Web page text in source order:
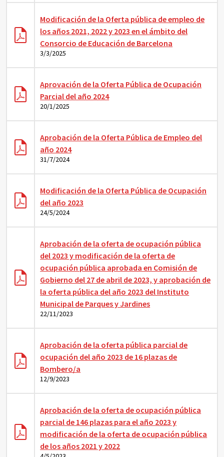
Modificación de la Oferta pública de empleo de
los años 2021, 2022 y 2023 en el ámbito del
Consorcio de Educación de Barcelona
3/3/2025
Aprovación de la Oferta Pública de Ocupación
Parcial del año 2024
20/1/2025
Aprobación de la Oferta Pública de Empleo del
año 2024
31/7/2024
Modificación de la Oferta Pública de Ocupación
del año 2023
24/5/2024
Aprobación de la oferta de ocupación pública
del 2023 y modificación de la oferta de
ocupación pública aprobada en Comisión de
Gobierno del 27 de abril de 2023, y aprobación de
la oferta pública del año 2023 del Instituto
Municipal de Parques y Jardines
22/11/2023
Aprobación de la oferta pública parcial de
ocupación del año 2023 de 16 plazas de
Bombero/a
12/9/2023
Aprobación de la oferta de ocupación pública
parcial de 146 plazas para el año 2023 y
modificación de la oferta de ocupación pública
de los años 2021 y 2022